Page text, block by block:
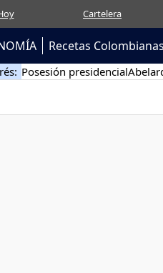
Cartelera
Recetas Colombianas
Posesión presidencial